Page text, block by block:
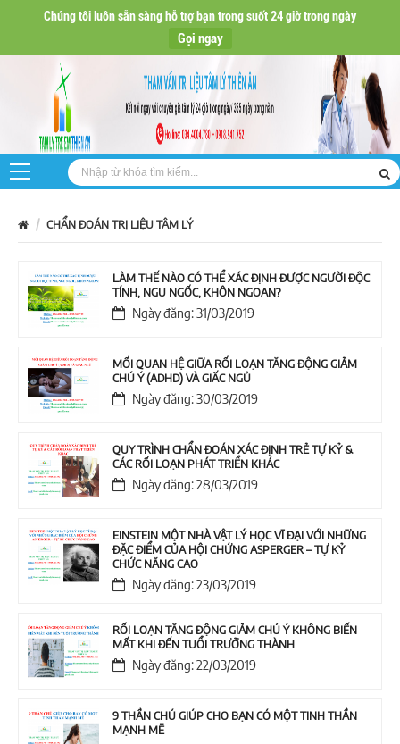
Chúng tôi luôn sẵn sàng hỗ trợ bạn trong suốt 24 giờ trong ngày
Gọi ngay
CHẨN ĐOÁN TRỊ LIỆU TÂM LÝ
LÀM THẾ NÀO CÓ THỂ XÁC ĐỊNH ĐƯỢC NGƯỜI ĐỘC
TÍNH, NGU NGỐC, KHÔN NGOAN?
Ngày đăng: 31/03/2019
MỐI QUAN HỆ GIỮA RỐI LOẠN TĂNG ĐỘNG GIẢM
CHÚ Ý (ADHD) VÀ GIẤC NGỦ
Ngày đăng: 30/03/2019
QUY TRÌNH CHẨN ĐOÁN XÁC ĐỊNH TRẺ TỰ KỶ &
CÁC RỐI LOẠN PHÁT TRIỂN KHÁC
Ngày đăng: 28/03/2019
EINSTEIN MỘT NHÀ VẬT LÝ HỌC VĨ ĐẠI VỚI NHỮNG
ĐẶC ĐIỂM CỦA HỘI CHỨNG ASPERGER – TỰ KỶ
CHỨC NĂNG CAO
Ngày đăng: 23/03/2019
RỐI LOẠN TĂNG ĐỘNG GIẢM CHÚ Ý KHÔNG BIẾN
MẤT KHI ĐẾN TUỔI TRƯỞNG THÀNH
Ngày đăng: 22/03/2019
9 THẦN CHÚ GIÚP CHO BẠN CÓ MỘT TINH THẦN
MẠNH MẼ